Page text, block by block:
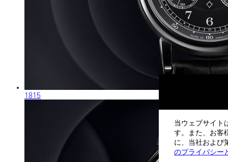
1815
当ウェブサイト
す。また、お客
に、当社および
のプライバシー